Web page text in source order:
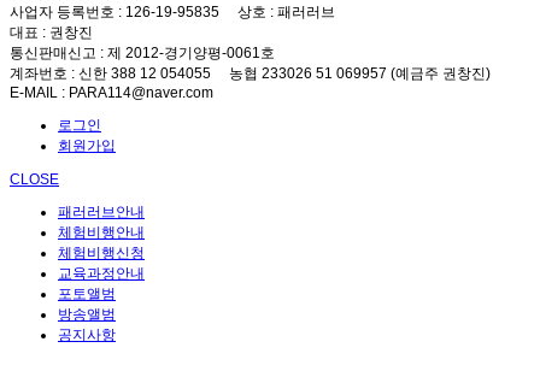
사업자 등록번호 : 126-19-95835 상호 : 패러러브
대표 : 권창진
통신판매신고 : 제 2012-경기양평-0061호
계좌번호 : 신한 388 12 054055 농협 233026 51 069957 (예금주 권창진)
E-MAIL : PARA114@naver.com
로그인
회원가입
CLOSE
패러러브안내
체험비행안내
체험비행신청
교육과정안내
포토앨범
방송앨범
공지사항